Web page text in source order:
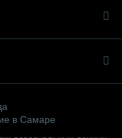
в Самаре